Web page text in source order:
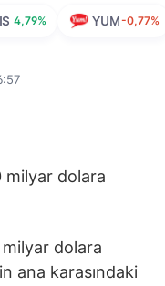
4,79% YUM-0,77%
milyar dolara
milyar dolara
ana karasındaki